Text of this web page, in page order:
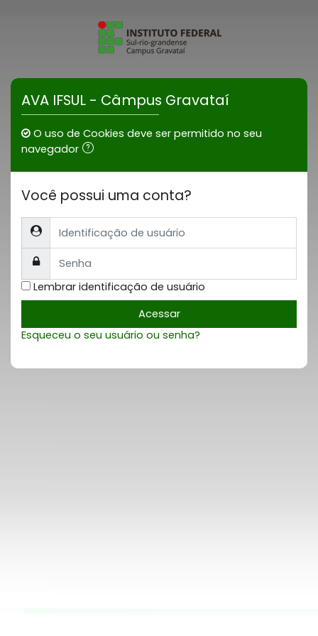
AVA IFSUL - Câmpus Gravataí
O uso de Cookies deve ser permitido no seu
navegador
Você possui uma conta?
Identificação de usuário
Senha
Lembrar identificação de usuário
Acessar
Esqueceu o seu usuário ou senha?